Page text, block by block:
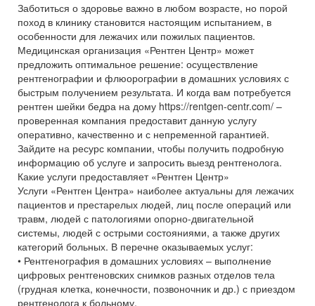
Заботиться о здоровье важно в любом возрасте, но порой
поход в клинику становится настоящим испытанием, в
особенности для лежачих или пожилых пациентов.
Медицинская организация «Рентген Центр» может
предложить оптимальное решение: осуществление
рентгенографии и флюорографии в домашних условиях с
быстрым получением результата. И когда вам потребуется
рентген шейки бедра на дому https://rentgen-centr.com/ –
проверенная компания предоставит данную услугу
оперативно, качественно и с непременной гарантией.
Зайдите на ресурс компании, чтобы получить подробную
информацию об услуге и запросить выезд рентгенолога.
Какие услуги предоставляет «Рентген Центр»
Услуги «Рентген Центра» наиболее актуальны для лежачих
пациентов и престарелых людей, лиц после операций или
травм, людей с патологиями опорно-двигательной
системы, людей с острыми состояниями, а также других
категорий больных. В перечне оказываемых услуг:
• Рентгенография в домашних условиях – выполнение
цифровых рентгеновских снимков разных отделов тела
(грудная клетка, конечности, позвоночник и др.) с приездом
рентгенолога к больному.